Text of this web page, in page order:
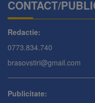
CONTACT/
Redactie:
0773.834.740
brasovstiri@gmail.com
Publicitate: